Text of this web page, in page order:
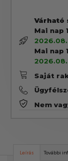
Várható
Mai nap
Mai nap
Saját
Nem
Leírás További